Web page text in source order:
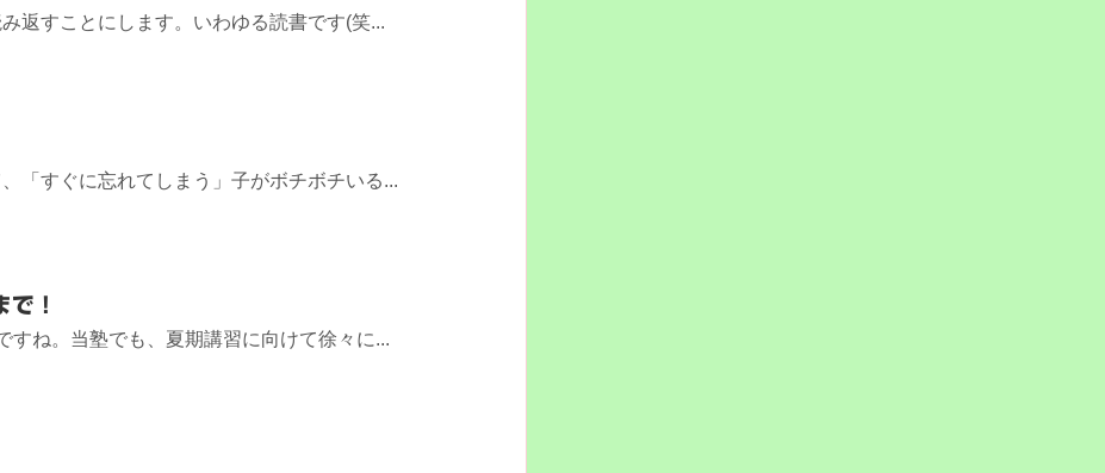
返すことにします。いわゆる読書です(笑...
「すぐに忘れてしまう」子がボチボチいる...
！
すね。当塾でも、夏期講習に向けて徐々に...